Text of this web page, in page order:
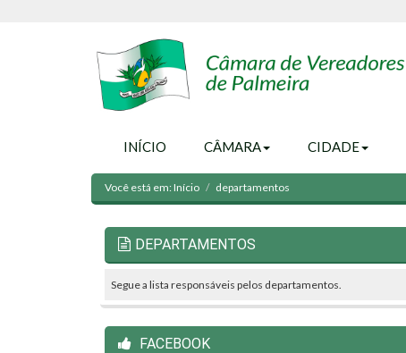
INÍCIO CÂMARA CIDADE
Você está em:Início departamentos
DEPARTAMENTOS
Segue a lista responsáveis pelos departamentos.
FACEBOOK